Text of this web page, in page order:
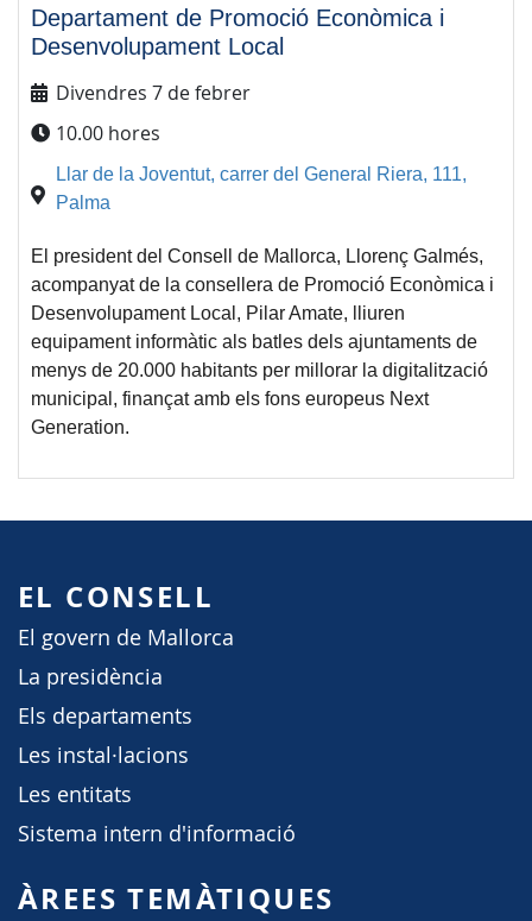
Departament de Promoció Econòmica i
Desenvolupament Local
Divendres 7 de febrer
10.00 hores
Llar de la Joventut, carrer del General Riera, 111,
Palma
El president del Consell de Mallorca, Llorenç Galmés,
acompanyat de la consellera de Promoció Econòmica i
Desenvolupament Local, Pilar Amate, lliuren
equipament informàtic als batles dels ajuntaments de
menys de 20.000 habitants per millorar la digitalització
municipal, finançat amb els fons europeus Next
Generation.
EL CONSELL
El govern de Mallorca
La presidència
Els departaments
Les instal·lacions
Les entitats
Sistema intern d'informació
ÀREES TEMÀTIQUES